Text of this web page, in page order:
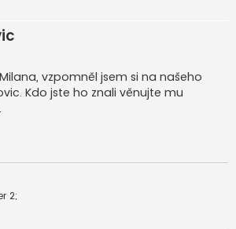
vzpomněl jsem si na našeho
Kdo jste ho znali věnujte mu
2;